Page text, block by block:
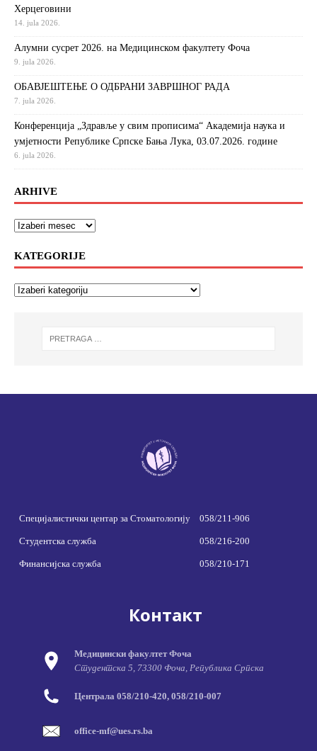
Херцеговини
14. jula 2026.
Алумни сусрет 2026. на Медицинском факултету Фоча
9. jula 2026.
ОБАВЈЕШТЕЊЕ О ОДБРАНИ ЗАВРШНОГ РАДА
7. jula 2026.
Конференција „Здравље у свим прописима“ Академија наука и
умјетности Републике Српске Бања Лука, 03.07.2026. године
6. jula 2026.
ARHIVE
KATEGORIJE
Специјалистички центар за Стоматологију 058/211-906
Студентска служба 058/216-200
Финансијска служба 058/210-171
Контакт
Медицински факултет Фоча
Студентска 5, 73300 Фоча, Република Српска
Централа 058/210-420, 058/210-007
office-mf@ues.rs.ba